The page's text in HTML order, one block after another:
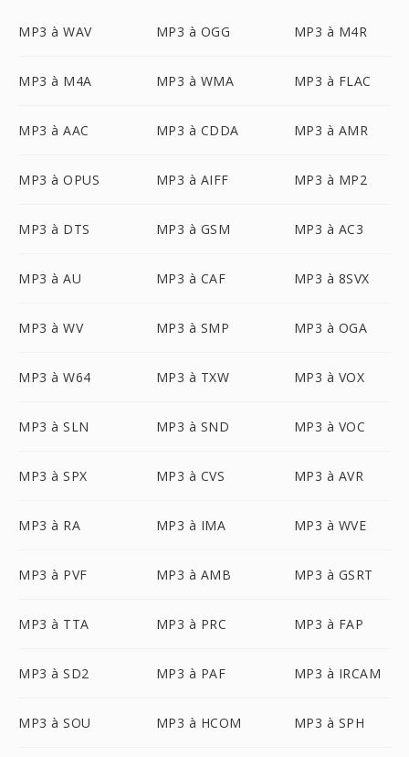
MP3 à WAV MP3 à OGG MP3 à M4R
MP3 à M4A MP3 à WMA MP3 à FLAC
MP3 à AAC MP3 à CDDA MP3 à AMR
MP3 à OPUS MP3 à AIFF MP3 à MP2
MP3 à DTS MP3 à GSM MP3 à AC3
MP3 à AU MP3 à CAF MP3 à 8SVX
MP3 à WV MP3 à SMP MP3 à OGA
MP3 à W64 MP3 à TXW MP3 à VOX
MP3 à SLN MP3 à SND MP3 à VOC
MP3 à SPX MP3 à CVS MP3 à AVR
MP3 à RA MP3 à IMA MP3 à WVE
MP3 à PVF MP3 à AMB MP3 à GSRT
MP3 à TTA MP3 à PRC MP3 à FAP
MP3 à SD2 MP3 à PAF MP3 à IRCAM
MP3 à SOU MP3 à HCOM MP3 à SPH